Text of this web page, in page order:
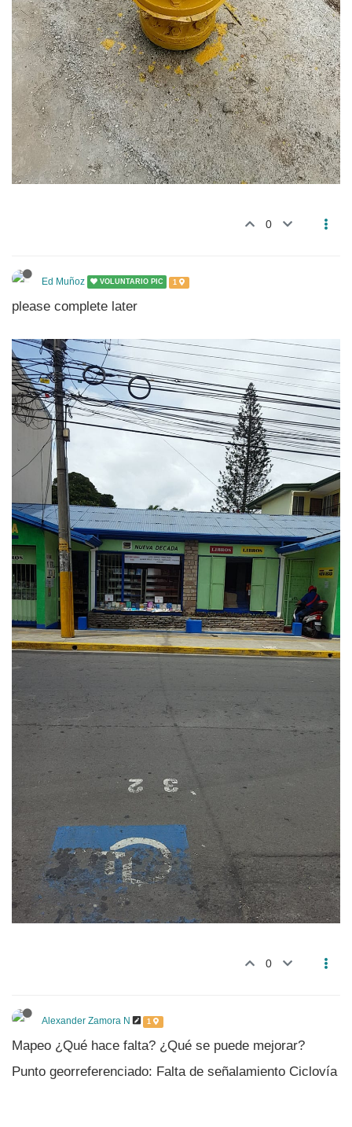
0
Ed Muñoz VOLUNTARIO PIC 1
please complete later
0
Alexander Zamora N 1
Mapeo ¿Qué hace falta? ¿Qué se puede mejorar?
Punto georreferenciado: Falta de señalamiento Ciclovía